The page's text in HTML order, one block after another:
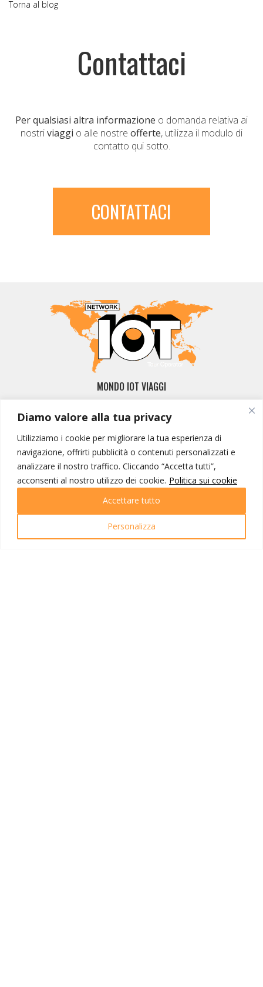
Diamo valore alla tua privacy
Utilizziamo i cookie per migliorare la tua esperienza di
navigazione, offrirti pubblicità o contenuti personalizzati e
analizzare il nostro traffico. Cliccando “Accetta tutti”,
acconsenti al nostro utilizzo dei cookie. Politica sui cookie
Personalizza
Accettare tutto
Torna al blog
Contattaci
Per qualsiasi altra informazione o domanda relativa ai
nostriviaggi o alle nostre offerte, utilizza il modulo di
contatto qui sotto.
CONTATTACI
MONDO IOT VIAGGI
Contatti
I NOSTRI PRODOTTI
Destinazioni
Partenze
Emozioni di viaggio
Newsletter
Tutti i viaggi
Ricerca Viaggi